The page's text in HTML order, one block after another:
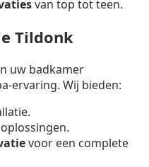
van top tot teen.
Tildonk
uw badkamer
ervaring. Wij bieden:
oplossingen.
voor een complete